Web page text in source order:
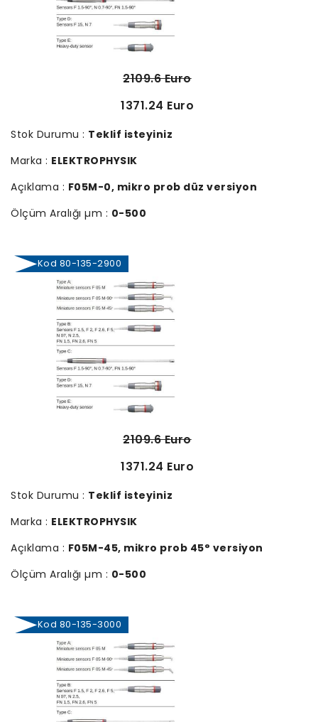
2109.6 Euro
1371.24 Euro
Stok Durumu : Teklif isteyiniz
Marka : ELEKTROPHYSIK
Açıklama : F05M-0, mikro prob düz versiyon
Ölçüm Aralığı µm : 0-500
Kod 80-135-2900
2109.6 Euro
1371.24 Euro
Stok Durumu : Teklif isteyiniz
Marka : ELEKTROPHYSIK
Açıklama : F05M-45, mikro prob 45° versiyon
Ölçüm Aralığı µm : 0-500
Kod 80-135-3000